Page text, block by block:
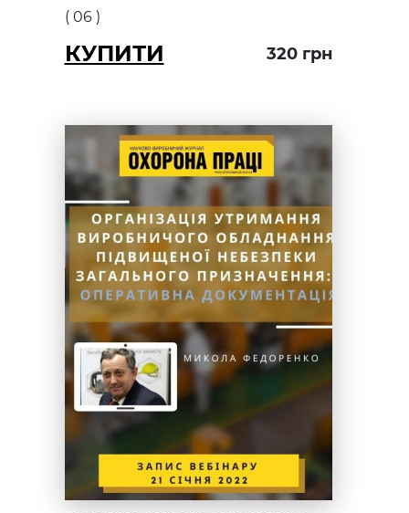
( 06)
КУПИТИ 320грн